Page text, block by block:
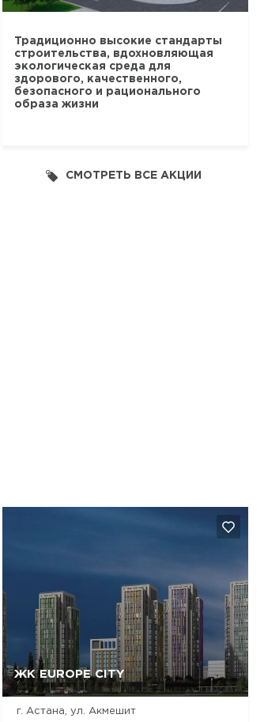
Традиционно высокие стандарты
строительства, вдохновляющая
экологическая среда для
здорового, качественного,
безопасного и рационального
образа жизни
СМОТРЕТЬ ВСЕ АКЦИИ
ЖК EUROPE CITY
г. Астана, ул. Акмешит
Да, удалить Отмена